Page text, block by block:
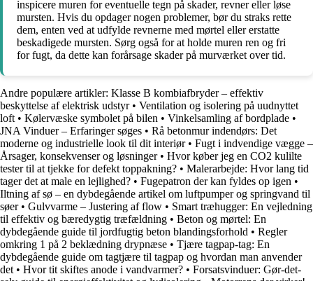
inspicere muren for eventuelle tegn på skader, revner eller løse
mursten. Hvis du opdager nogen problemer, bør du straks rette
dem, enten ved at udfylde revnerne med mørtel eller erstatte
beskadigede mursten. Sørg også for at holde muren ren og fri
for fugt, da dette kan forårsage skader på murværket over tid.
Andre populære artikler: Klasse B kombiafbryder – effektiv
beskyttelse af elektrisk udstyr• Ventilation og isolering på uudnyttet
loft • Kølervæske symbolet på bilen • Vinkelsamling af bordplade •
JNA Vinduer – Erfaringer søges • Rå betonmur indendørs: Det
moderne og industrielle look til dit interiør• Fugt i indvendige vægge –
Årsager, konsekvenser og løsninger• Hvor køber jeg en CO2 kulilte
tester til at tjekke for defekt toppakning? • Malerarbejde: Hvor lang tid
tager det at male en lejlighed? • Fugepatron der kan fyldes op igen •
Iltning af sø – en dybdegående artikel om luftpumper og springvand til
søer• Gulvvarme – Justering af flow • Smart træhugger: En vejledning
til effektiv og bæredygtig træfældning • Beton og mørtel: En
dybdegående guide til jordfugtig beton blandingsforhold • Regler
omkring 1 på 2 beklædning drypnæse • Tjære tagpap-tag: En
dybdegående guide om tagtjære til tagpap og hvordan man anvender
det • Hvor tit skiftes anode i vandvarmer? • Forsatsvinduer: Gør-det-